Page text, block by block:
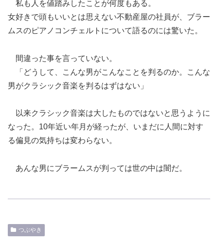
私も人を値踏みしたことが何度もある。
女好きで頭もいいとは思えない不動産屋の社員が、ブラー
ムスのピアノコンチェルトについて語るのには驚いた。
間違った事を言っていない。
「どうして、こんな男がこんなことを判るのか。こんな
男がクラシック音楽を判るはずはない」
以来クラシック音楽は大したものではないと思うように
なった。10年近い年月が経ったが、いまだに人間に対す
る偏見の気持ちは変わらない。
あんな男にブラームスが判っては世の中は闇だ。
つぶやき